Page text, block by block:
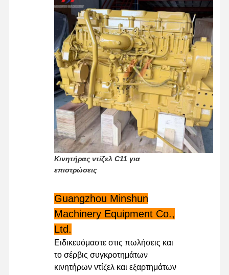
Υδραυλικά εξαρτήματα εκσκαφέα
ανταλλακτικά εκσκαφέα
Κινητήρας ντίζελ C11 για
επιστρώσεις
Guangzhou Minshun
Machinery Equipment Co.,
Ltd.
Ειδικευόμαστε στις πωλήσεις και
το σέρβις συγκροτημάτων
κινητήρων ντίζελ και εξαρτημάτων